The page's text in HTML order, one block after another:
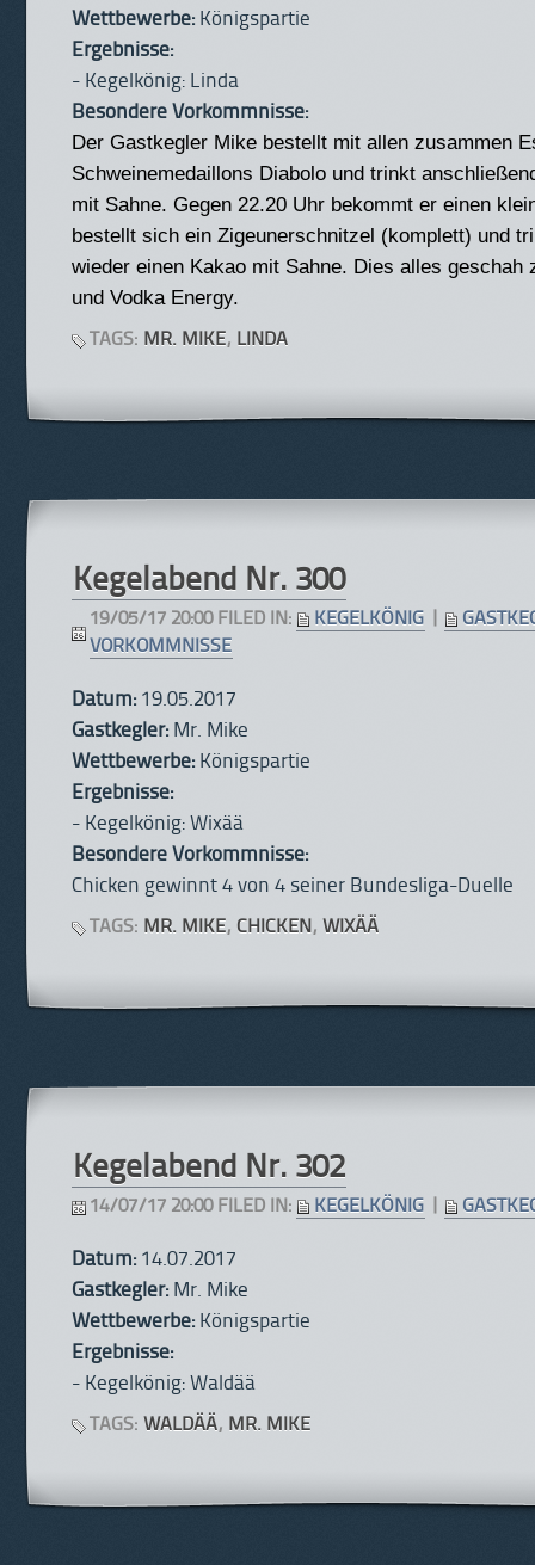
Wettbewerbe: Königspartie
Ergebnisse:
- Kegelkönig: Linda
Besondere Vorkommnisse:
Der Gastkegler Mike bestellt mit allen zusammen
Schweinemedaillons Diabolo und trinkt
mit Sahne. Gegen 22.20 Uhr bekommt er einen
bestellt sich ein Zigeunerschnitzel (komplett) und
wieder einen Kakao mit Sahne. Dies alles geschah
und Vodka Energy.
TAGS: MR. MIKE, LINDA
Kegelabend Nr. 300
19/05/17 20:00 FILED IN: KEGELKÖNIG
VORKOMMNISSE
Datum:19.05.2017
Gastkegler: Mr. Mike
Wettbewerbe: Königspartie
Ergebnisse:
- Kegelkönig: Wixää
Besondere Vorkommnisse:
Chicken gewinnt 4 von 4 seiner Bundesliga-Duelle
TAGS: MR. MIKE, CHICKEN , WIXÄÄ
Kegelabend Nr. 302
14/07/17 20:00 FILED IN: KEGELKÖNIG
Datum: 14.07.2017
Gastkegler: Mr. Mike
Wettbewerbe: Königspartie
Ergebnisse:
- Kegelkönig: Waldää
TAGS: WALDÄÄ, MR. MIKE